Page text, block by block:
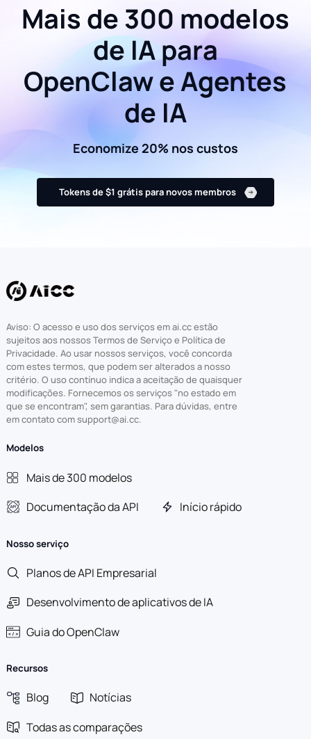
Mais de 300 modelos
de IA para
OpenClaw e Agentes
de IA
Economize 20% nos custos
Tokens de $1 grátis para novos membros
Aviso: O acesso e uso dos serviços em ai.cc estão
sujeitos aos nossos Termos de Serviço e Política de
Privacidade. Ao usar nossos serviços, você concorda
com estes termos, que podem ser alterados a nosso
critério. O uso contínuo indica a aceitação de quaisquer
modificações. Fornecemos os serviços "no estado em
que se encontram", sem garantias. Para dúvidas, entre
em contato com support@ai.cc.
Modelos
Mais de 300 modelos
Documentação da API
Início rápido
Nosso serviço
Planos de API Empresarial
Desenvolvimento de aplicativos de IA
Guia do OpenClaw
Recursos
Blog
Notícias
Todas as comparações